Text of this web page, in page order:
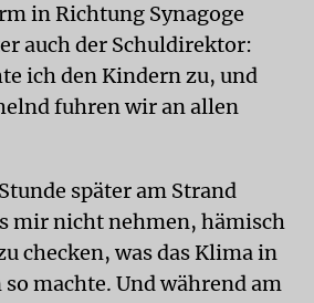
in Richtung Synagoge
auch der Schuldirektor:
ich den Kindern zu, und
fuhren wir an allen
später am Strand
mir nicht nehmen, hämisch
checken, was das Klima in
machte. Und während am